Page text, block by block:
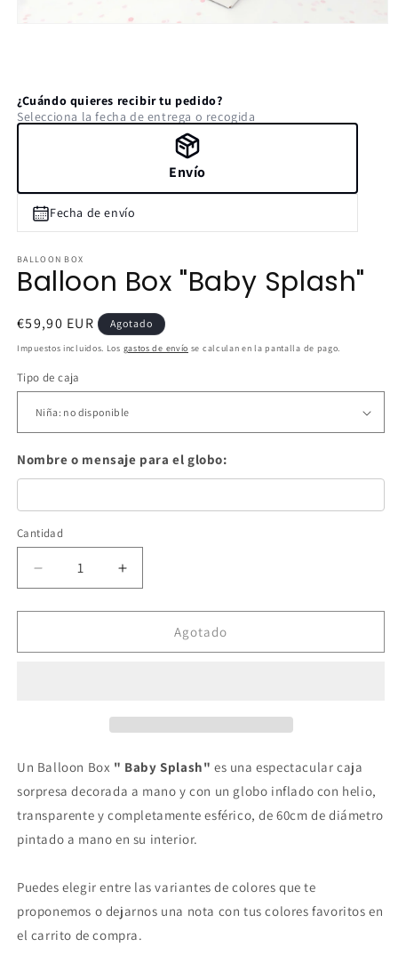
una
ventana
modal
¿Cuándo quieres recibir tu pedido?
Selecciona la fecha de entrega o recogida
Envío
Fecha de envío
BALLOON BOX
Balloon Box "Baby Splash"
Precio
habitual
€59,90 EUR Agotado
Impuestos incluidos. Los gastos de envío se calculan en la pantalla de pago.
Tipo de caja
Nombre o mensaje para el globo:
Cantidad
Cantidad
Reducir
cantidad
para
Box
Aumentar
cantidad
para
Box
Agotado
Un Balloon Box " Baby Splash" es una espectacular caja
sorpresa decorada a mano y con un globo inflado con helio,
transparente y completamente esférico, de 60cm de diámetro
pintado a mano en su interior.
Puedes elegir entre las variantes de colores que te
proponemos o dejarnos una nota con tus colores favoritos en
el carrito de compra.